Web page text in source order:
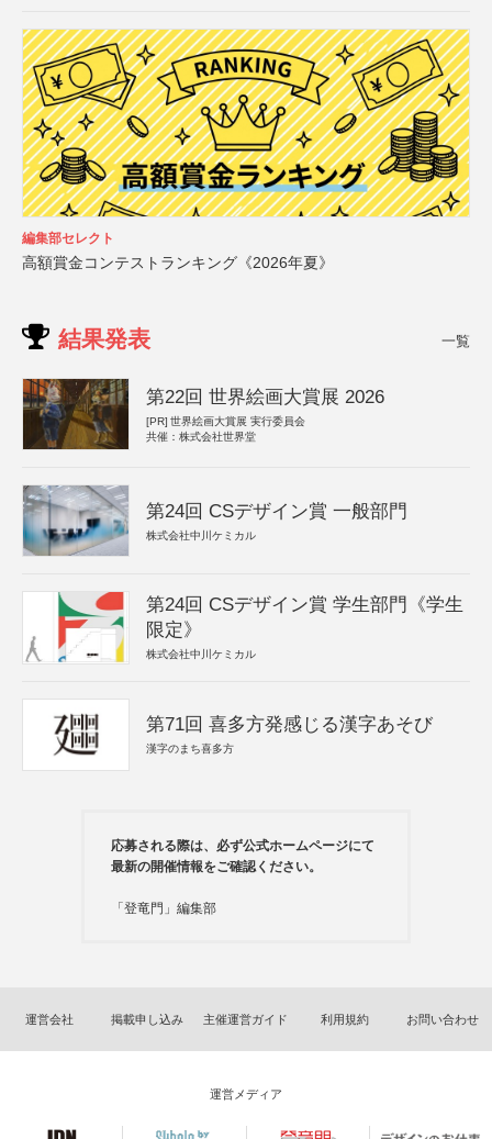
編集部セレクト
高額賞金コンテストランキング《2026年夏》
結果発表 一覧
第22回 世界絵画大賞展 2026
[PR] 世界絵画大賞展 実行委員会
共催：株式会社世界堂
第24回 CSデザイン賞 一般部門
株式会社中川ケミカル
第24回 CSデザイン賞 学生部門《学生
限定》
株式会社中川ケミカル
第71回 喜多方発感じる漢字あそび
漢字のまち喜多方
応募される際は、必ず公式ホームページにて
最新の開催情報をご確認ください。
「登竜門」編集部
運営会社 掲載申し込み 主催運営ガイド 利用規約 お問い合わせ
運営メディア